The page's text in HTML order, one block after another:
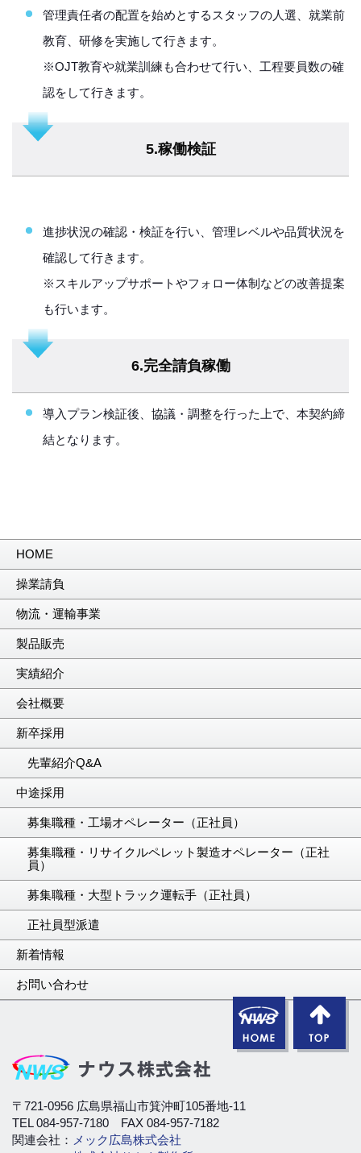
管理責任者の配置を始めとするスタッフの人選、就業前
教育、研修を実施して行きます。
※OJT教育や就業訓練も合わせて行い、工程要員数の確
認をして行きます。
5.稼働検証
進捗状況の確認・検証を行い、管理レベルや品質状況を
確認して行きます。
※スキルアップサポートやフォロー体制などの改善提案
も行います。
6.完全請負稼働
導入プラン検証後、協議・調整を行った上で、本契約締
結となります。
HOME
操業請負
物流・運輸事業
製品販売
実績紹介
会社概要
新卒採用
先輩紹介Q&A
中途採用
募集職種・工場オペレーター（正社員）
募集職種・リサイクルペレット製造オペレーター（正社
員）
募集職種・大型トラック運転手（正社員）
正社員型派遣
新着情報
お問い合わせ
〒721-0956 広島県福山市箕沖町105番地-11
TEL 084-957-7180 FAX 084-957-7182
関連会社： メック広島株式会社